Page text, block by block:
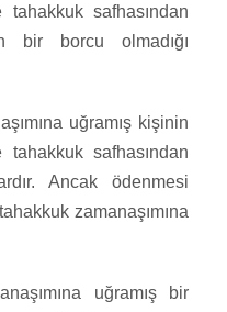
safhasından
bir borcu olmadığı
uğramış kişinin
safhasından
Ancak ödenmesi
zamanaşımına
uğramış bir